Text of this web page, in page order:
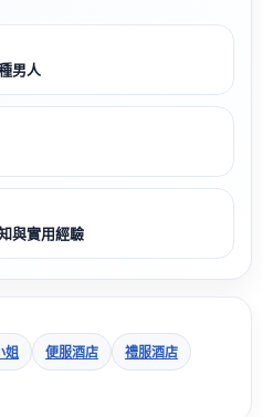
男人
與實用經驗
姐 便服酒店 禮服酒店